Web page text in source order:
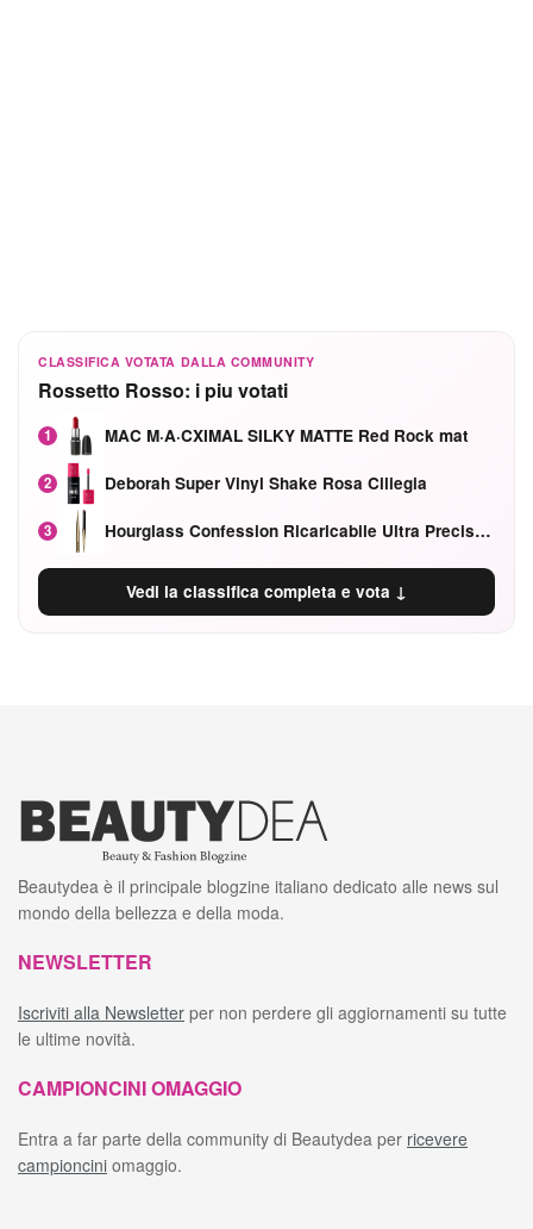
CLASSIFICA VOTATA DALLA COMMUNITY
Rossetto Rosso: i piu votati
1 MAC M·A·CXIMAL SILKY MATTE Red Rock mat
2 Deborah Super Vinyl Shake Rosa Ciliegia
3 Hourglass Confession Ricaricabile Ultra Preciso Ad Alta Intensità Secretly Classic Red
Vedi la classifica completa e vota ↓
Beautydea è il principale blogzine italiano dedicato alle news sul
mondo della bellezza e della moda.
NEWSLETTER
Iscriviti alla Newsletter per non perdere gli aggiornamenti su tutte
le ultime novità.
CAMPIONCINI OMAGGIO
Entra a far parte della community di Beautydea per ricevere
campioncini omaggio.